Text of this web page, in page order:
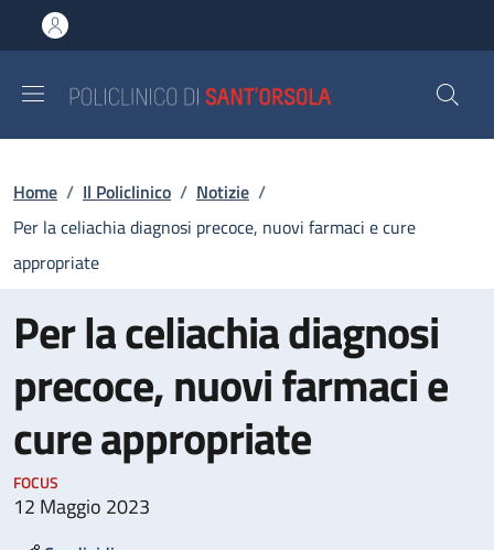
al contenuto principale
to footer content
Briciole di pane
Home / Il Policlinico / Notizie /
Per la celiachia diagnosi precoce, nuovi farmaci e cure
appropriate
Per la celiachia diagnosi
precoce, nuovi farmaci e
cure appropriate
FOCUS
12 Maggio 2023